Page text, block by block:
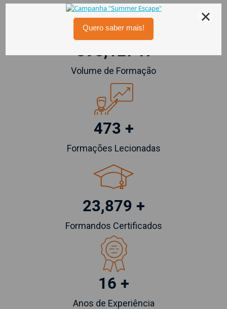
398,127 H
Volume de Formação
473 +
Formações Lecionadas
23,879 +
Formandos Certificados
16 +
Anos de Experiência